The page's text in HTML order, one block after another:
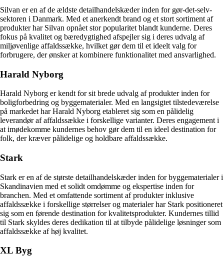
Silvan er en af de ældste detailhandelskæder inden for gør-det-selv-
sektoren i Danmark. Med et anerkendt brand og et stort sortiment af
produkter har Silvan opnået stor popularitet blandt kunderne. Deres
fokus på kvalitet og bæredygtighed afspejler sig i deres udvalg af
miljøvenlige affaldssække, hvilket gør dem til et ideelt valg for
forbrugere, der ønsker at kombinere funktionalitet med ansvarlighed.
Harald Nyborg
Harald Nyborg er kendt for sit brede udvalg af produkter inden for
boligforbedring og byggematerialer. Med en langsigtet tilstedeværelse
på markedet har Harald Nyborg etableret sig som en pålidelig
leverandør af affaldssække i forskellige varianter. Deres engagement i
at imødekomme kundernes behov gør dem til en ideel destination for
folk, der kræver pålidelige og holdbare affaldssække.
Stark
Stark er en af de største detailhandelskæder inden for byggematerialer i
Skandinavien med et solidt omdømme og ekspertise inden for
branchen. Med et omfattende sortiment af produkter inklusive
affaldssække i forskellige størrelser og materialer har Stark positioneret
sig som en førende destination for kvalitetsprodukter. Kundernes tillid
til Stark skyldes deres dedikation til at tilbyde pålidelige løsninger som
affaldssække af høj kvalitet.
XL Byg